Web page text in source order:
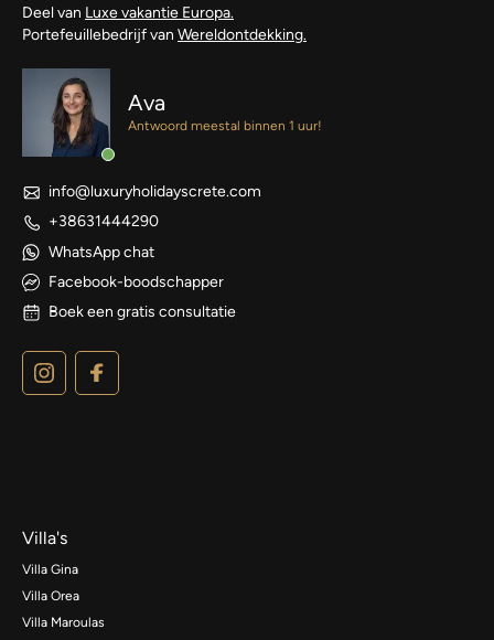
Deel van Luxe vakantie Europa.
Portefeuillebedrijf van Wereldontdekking.
Ava
Antwoord meestal binnen 1 uur!
info@luxuryholidayscrete.com
+38631444290
WhatsApp chat
Facebook-boodschapper
Boek een gratis consultatie
Villa's
Villa Gina
Villa Orea
Villa Maroulas